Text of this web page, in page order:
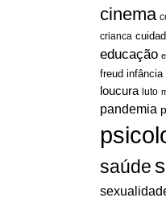
cinema
crianca
educação
freud infância
loucura luto
pandemia
saúde